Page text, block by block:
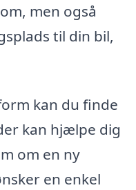
men også
til din bil,
kan du finde
kan hjælpe dig
om en ny
en enkel